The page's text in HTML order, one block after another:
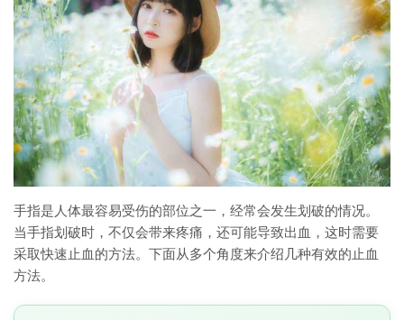
手指是人体最容易受伤的部位之一，经常会发生划破的情况。
当手指划破时，不仅会带来疼痛，还可能导致出血，这时需要
采取快速止血的方法。下面从多个角度来介绍几种有效的止血
方法。